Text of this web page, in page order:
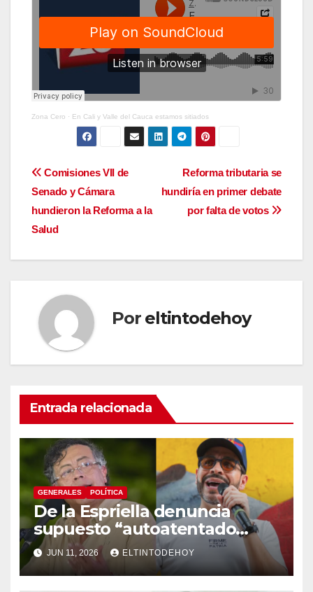
Zona Cero · En Cali y Valle del Cauca estamos sitiados
Navegación
de
entradas
Reforma tributaria se
hundiría en primer debate
por falta de votos
Comisiones VII de
Senado y Cámara
hundieron la Reforma a la
Salud
Por eltintodehoy
Entrada relacionada
GENERALES POLÍTICA
De la Espriella denuncia
supuesto “autoatentado
legislativo” tras decisión de
suspender provisionalmente
a Petro
JUN 11, 2026 ELTINTODEHOY